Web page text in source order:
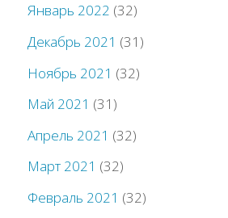
Январь 2022 (32)
Декабрь 2021 (31)
Ноябрь 2021 (32)
Май 2021 (31)
Апрель 2021 (32)
Март 2021 (32)
Февраль 2021 (32)